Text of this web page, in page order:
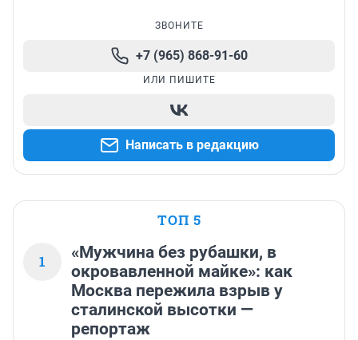
ЗВОНИТЕ
+7 (965) 868-91-60
ИЛИ ПИШИТЕ
Написать в редакцию
ТОП 5
1
«Мужчина без рубашки, в
окровавленной майке»: как
Москва пережила взрыв у
сталинской высотки —
репортаж